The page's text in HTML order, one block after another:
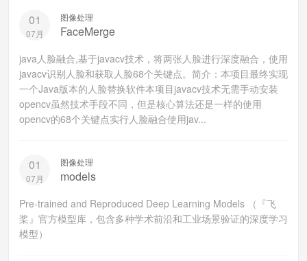
01
07月
图像处理
FaceMerge
java人脸融合,基于javacv技术，将两张人脸进行深度融合，使用
javacv识别人脸和获取人脸68个关键点。简介：本项目最终实现
一个Java版本的人脸替换软件本项目javacv技术无需手动安装
opencv虽然技术手段不同，但是核心算法还是一样的使用
opencv的68个关键点实行人脸融合使用jav...
01
07月
图像处理
models
Pre-trained and Reproduced Deep Learning Models （『飞
桨』官方模型库，包含多种学术前沿和工业场景验证的深度学习
模型）